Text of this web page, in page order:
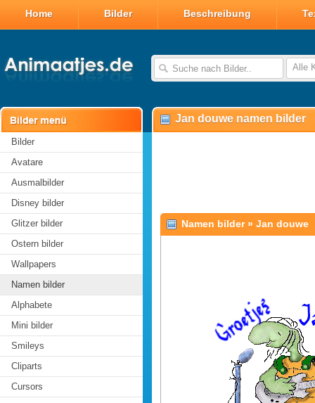
Home Bilder Beschreibung
Alle
Bilder
Avatare
Ausmalbilder
Disney bilder
Glitzer bilder
Ostern bilder
Wallpapers
Namen bilder
Alphabete
Mini bilder
Smileys
Cliparts
Cursors
Jan douwe namen bilder
Namen bilder» Jan douwe